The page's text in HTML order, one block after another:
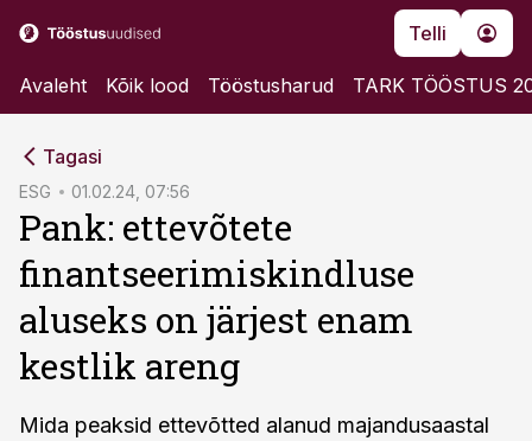
Telli
Avaleht Kõik lood Tööstusharud TARK TÖÖSTUS
Tagasi
ESG 01.02.24, 07:56
Pank: ettevõtete
finantseerimiskindluse
aluseks on järjest enam
kestlik areng
Mida peaksid ettevõtted alanud majandusaastal